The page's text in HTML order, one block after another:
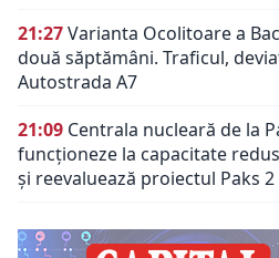
21:27Varianta Ocolitoare a
două săptămâni. Traficul,
Autostrada A7
21:09 Centrala nucleară de la
funcționeze la capacitate
și reevaluează proiectul Paks 2